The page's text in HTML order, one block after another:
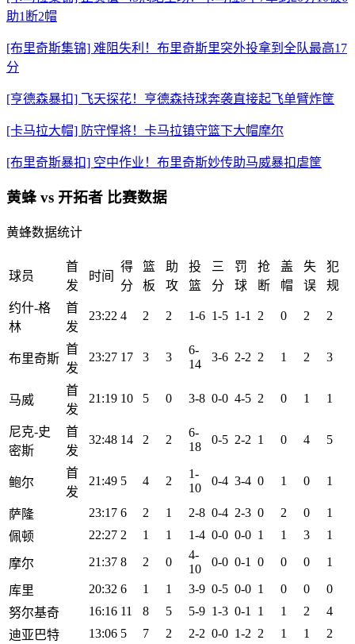
助1断2帽
[布里奇斯集锦] 难阻失利！布里奇斯里突外投拿到全队最高17
分
[亨德森暴扣] 飞天探花！亨德森持球奔袭直接起飞单臂炸筐
[卡马拉大帽] 防守悍将！卡马拉镇守篮下大帽摩尔
[布里奇斯暴扣] 空中作业！布里奇斯妙传助马威暴扣虐筐
黄蜂 vs 开拓者 比赛数据
黄蜂数据统计
球员
首
发
时间
得
分
篮
板
助
攻
投
篮
三
分
罚
球
抢
断
盖
帽
失
误
犯
规
约什-格
林
首
发
23:22 4 2 2 1-6 1-5 1-1 2 0 2 2
布里奇斯
首
发
23:27 17 3 3
6-
14
3-6 2-2 2 1 2 3
马威
首
发
21:19 10 5 0 3-8 0-0 4-5 2 0 1 1
尼克-史
密斯
首
发
32:48 14 2 2
6-
18
0-5 2-2 1 0 4 5
鲍尔
首
发
21:49 5 4 2
1-
10
0-4 3-4 0 1 0 1
萨隆 23:17 6 2 1 2-8 0-4 2-3 0 2 0
1
佩顿
22:27 2 1 1 1-4 0-0 0-0 1 1 3 1
摩尔 21:37 8 2 0
4-
10
0-0 0-1 0 0 0 1
库里 20:32 6 1 1 3-9 0-5 0-0 1 0 0
0
努尔基奇
16:16 11 8 5 5-9 1-3 0-1 1 1 2
4
迪亚巴特
13:06 5 7 2 2-2 0-0 1-2 2 1 1
2